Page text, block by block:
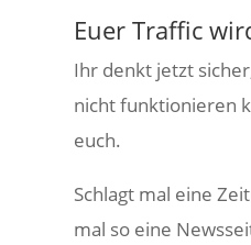
Euer Traffic
Ihr denkt jetzt
nicht funktionieren
euch.
Schlagt mal eine
mal so eine